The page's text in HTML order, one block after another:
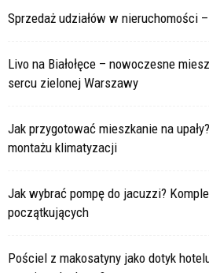
Sprzedaż udziałów w nieruchomości
Livo na Białołęce – nowoczesne
sercu zielonej Warszawy
Jak przygotować mieszkanie na
montażu klimatyzacji
Jak wybrać pompę do jacuzzi?
początkujących
Pościel z makosatyny jako dotyk